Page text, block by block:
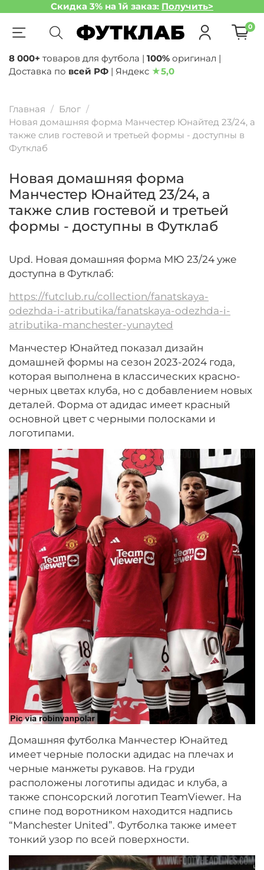
Скидка 3% на 1й заказ: Получить>
0
8 000+ товаров для футбола | 100% оригинал |
Доставка по всей РФ | Яндекс ★5,0
Главная
Блог
Новая домашняя форма Манчестер Юнайтед 23/24, а
также слив гостевой и третьей формы - доступны в
Футклаб
Новая домашняя форма
Манчестер Юнайтед 23/24, а
также слив гостевой и третьей
формы - доступны в Футклаб
Upd. Новая домашняя форма МЮ 23/24 уже
доступна в Футклаб:
https://futclub.ru/collection/fanatskaya-
odezhda-i-atributika/fanatskaya-odezhda-i-
atributika-manchester-yunayted
Манчестер Юнайтед показал дизайн
домашней формы на сезон 2023-2024 года,
которая выполнена в классических красно-
черных цветах клуба, но с добавлением новых
деталей. Форма от адидас имеет красный
основной цвет с черными полосками и
логотипами.
Домашняя футболка Манчестер Юнайтед
имеет черные полоски адидас на плечах и
черные манжеты рукавов. На груди
расположены логотипы адидас и клуба, а
также спонсорский логотип TeamViewer. На
спине под воротником находится надпись
“Manchester United”. Футболка также имеет
тонкий узор по всей поверхности.